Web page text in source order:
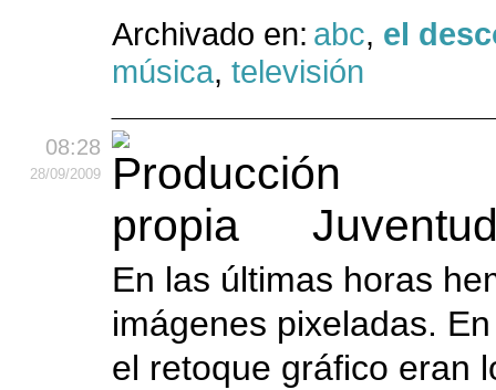
Archivado en: abc, el
música, televisión
08:28
28/09/2009
En las últimas horas
imágenes pixeladas.
el retoque gráfico eran